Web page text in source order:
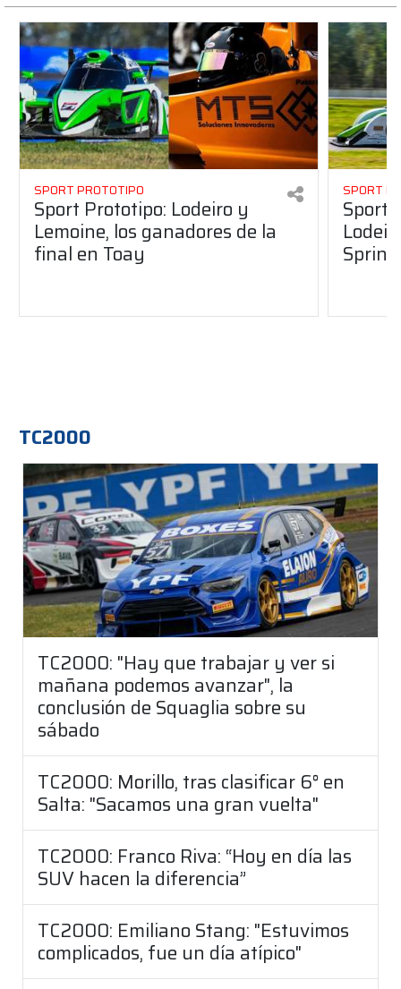
SPORT PROTOTIPO
Sport Prototipo: Lodeiro y
Lemoine, los ganadores de la
final en Toay
SPORT
Sport
Sprint
TC2000
TC2000: "Hay que trabajar y ver si
mañana podemos avanzar", la
conclusión de Squaglia sobre su
sábado
TC2000: Morillo, tras clasificar 6° en
Salta: "Sacamos una gran vuelta"
TC2000: Franco Riva: “Hoy en día las
SUV hacen la diferencia”
TC2000: Emiliano Stang: "Estuvimos
complicados, fue un día atípico"